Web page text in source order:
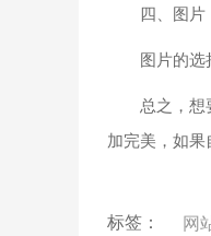
四、图片
图片的选择
总之，想要
加完美，如果
标签： 网